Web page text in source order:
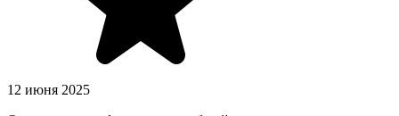
12 июня 2025